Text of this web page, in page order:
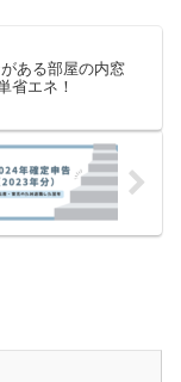
ある部屋の内窓
省エネ！